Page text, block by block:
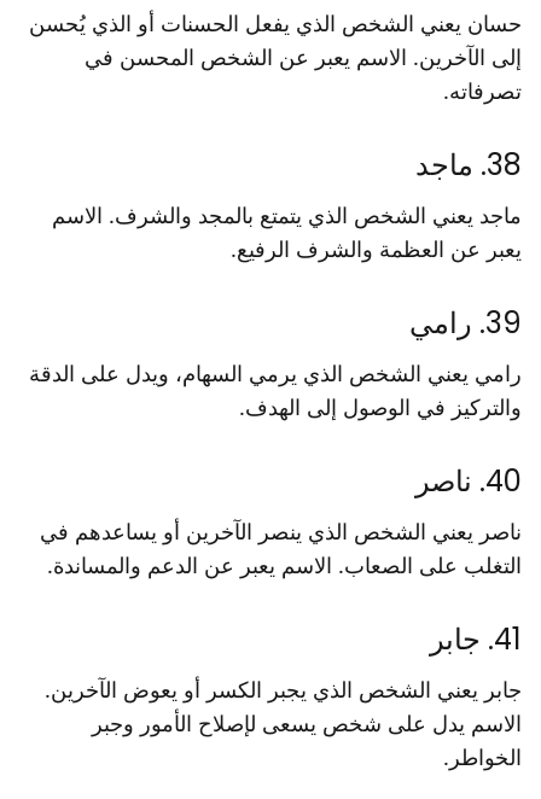
حسان يعني الشخص الذي يفعل الحسنات أو الذي يُحسن
إلى الآخرين. الاسم يعبر عن الشخص المحسن في
تصرفاته.
38. ماجد
ماجد يعني الشخص الذي يتمتع بالمجد والشرف. الاسم
يعبر عن العظمة والشرف الرفيع.
39. رامي
رامي يعني الشخص الذي يرمي السهام، ويدل على الدقة
والتركيز في الوصول إلى الهدف.
40. ناصر
ناصر يعني الشخص الذي ينصر الآخرين أو يساعدهم في
التغلب على الصعاب. الاسم يعبر عن الدعم والمساندة.
41. جابر
جابر يعني الشخص الذي يجبر الكسر أو يعوض الآخرين.
الاسم يدل على شخص يسعى لإصلاح الأمور وجبر
الخواطر.